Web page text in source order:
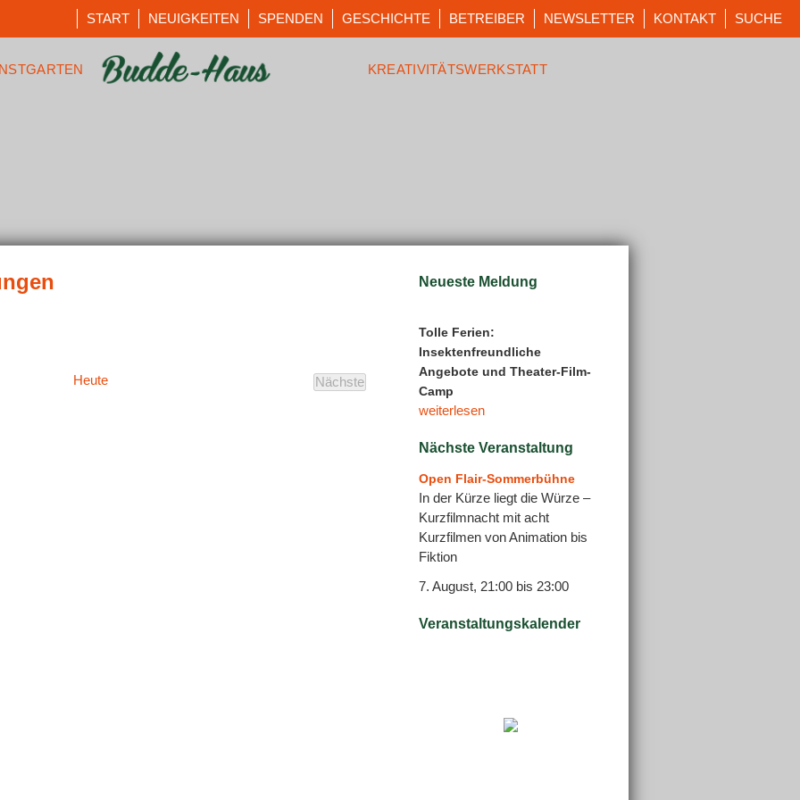
START NEUIGKEITEN SPENDEN GESCHICHTE BETREIBER NEWSLETTER KONTAKT SUCHE
KREATIVITÄTSWERKSTATT
Heute
Nächste
Veranstaltungen
Neueste Meldung
Tolle Ferien:
Insektenfreundliche
Angebote und Theater-Film-
Camp
weiterlesen
Nächste Veranstaltung
Open Flair-Sommerbühne
In der Kürze liegt die Würze –
Kurzfilmnacht mit acht
Kurzfilmen von Animation bis
Fiktion
7. August, 21:00 bis 23:00
Veranstaltungskalender